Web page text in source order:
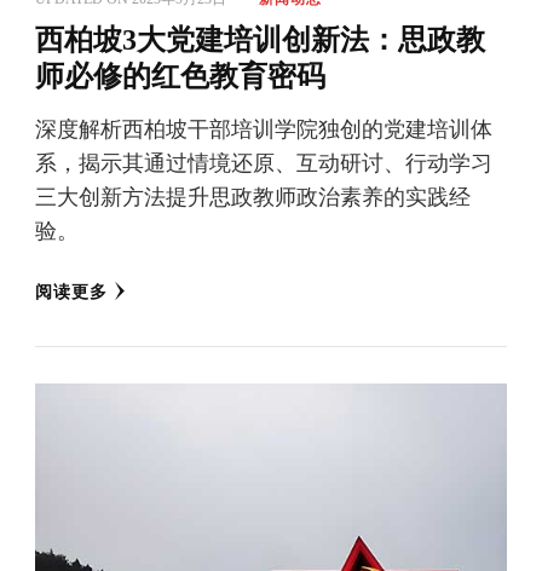
西柏坡3大党建培训创新法：思政教
师必修的红色教育密码
深度解析西柏坡干部培训学院独创的党建培训体
系，揭示其通过情境还原、互动研讨、行动学习
三大创新方法提升思政教师政治素养的实践经
验。
阅读更多